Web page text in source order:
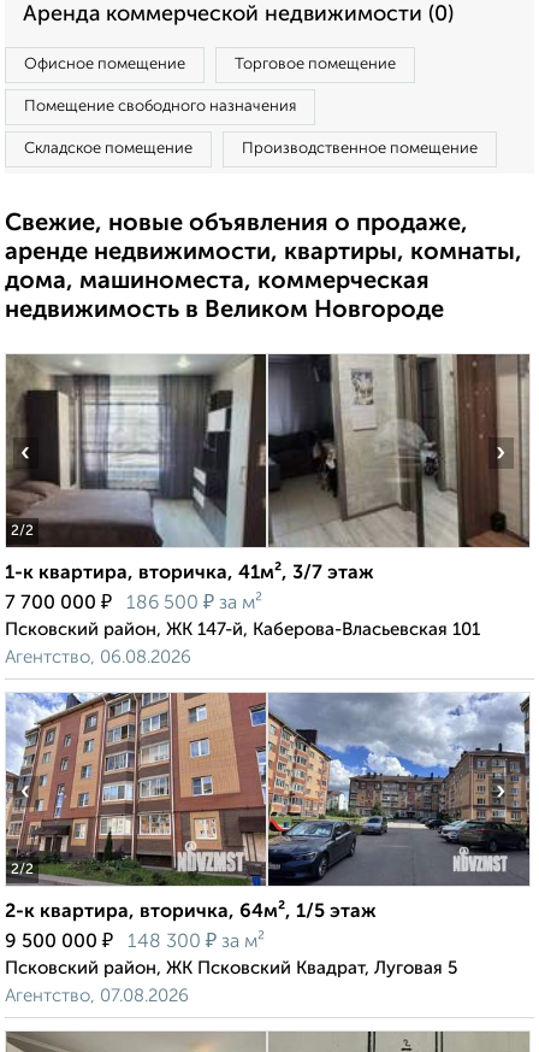
Аренда коммерческой недвижимости (0)
Офисное помещение Торговое помещение
Помещение свободного назначения
Складское помещение Производственное помещение
Свежие, новые объявления о продаже,
аренде недвижимости, квартиры, комнаты,
дома, машиноместа, коммерческая
недвижимость в Великом Новгороде
2/2
‹ ›
1-к квартира, вторичка, 41м², 3/7 этаж
7 700 000 ₽ 186 500 ₽ за м²
Псковский район, ЖК 147-й, Каберова-Власьевская 101
Агентство, 06.08.2026
2/2
‹ ›
2-к квартира, вторичка, 64м², 1/5 этаж
9 500 000 ₽ 148 300 ₽ за м²
Псковский район, ЖК Псковский Квадрат, Луговая 5
Агентство, 07.08.2026